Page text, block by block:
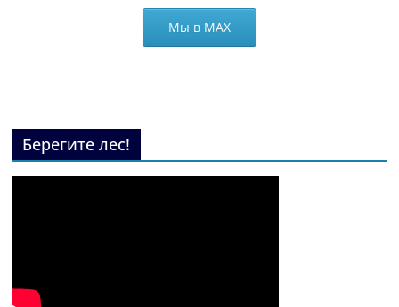
Мы в МАХ
Берегите лес!